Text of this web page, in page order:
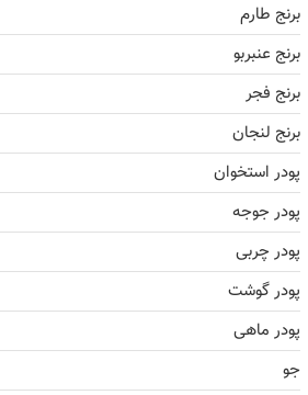
برنج طارم
برنج عنبربو
برنج فجر
برنج لنجان
پودر استخوان
پودر جوجه
پودر چربی
پودر گوشت
پودر ماهی
جو